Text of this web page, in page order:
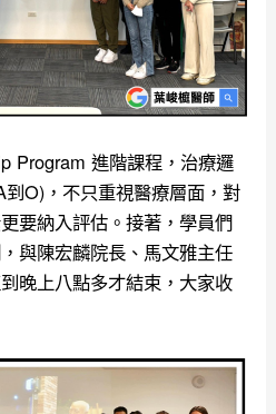
Program 進階課程，治療邏
O)，不只重視醫療層面，對
要納入評估。接著，學員們
與陳宏麟院長、馬文雅主任
晚上八點多才結束，大家收